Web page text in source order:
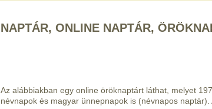
NAPTÁR, ONLINE NAPTÁR,
Az alábbiakban egy online öröknaptárt láthat, melyet
névnapok és magyar ünnepnapok is (névnapos naptár).